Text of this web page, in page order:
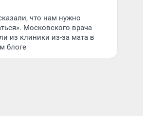
что нам нужно
Московского врача
из клиники из-за мата в
блоге